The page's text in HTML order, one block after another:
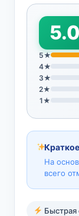
5.0
5★
4★
3★
2★
1★
На
всего
Быстрая